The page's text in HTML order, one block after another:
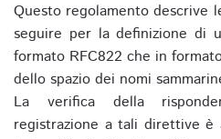
Questo regolamento descrive
seguire per la definizione di
formato RFC822 che in
dello spazio dei nomi
La verifica della
registrazione a tali direttive è